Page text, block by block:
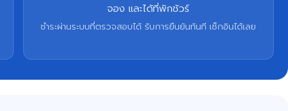
จอง และได้ที่พักชัวร์
ชำระผ่านระบบที่ตรวจสอบได้ รับการยืนยันทันที เช็กอินได้เลย